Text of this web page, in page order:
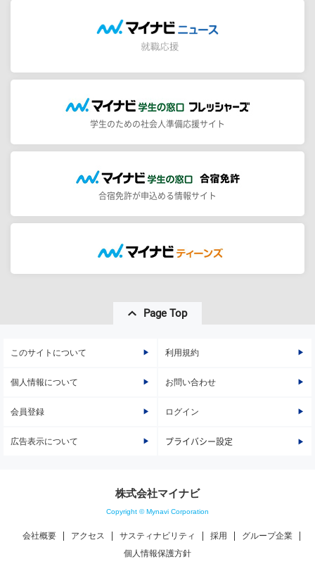
学生のための社会人準備応援サイト
合宿免許が申込める情報サイト
Page Top
このサイトについて 利用規約
個人情報について お問い合わせ
会員登録 ログイン
広告表示について プライバシー設定
株式会社マイナビ
Copyright © Mynavi Corporation
会社概要 アクセス サスティナビリティ 採用
グループ企業
個人情報保護方針